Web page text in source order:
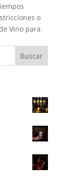
o
Vino para